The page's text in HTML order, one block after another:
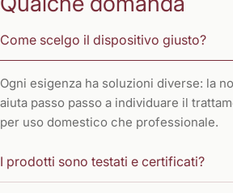
Come scelgo il dispositivo giusto?
Ogni esigenza ha soluzioni diverse: la
aiuta passo passo a individuare il
per uso domestico che professionale.
I prodotti sono testati e certificati?